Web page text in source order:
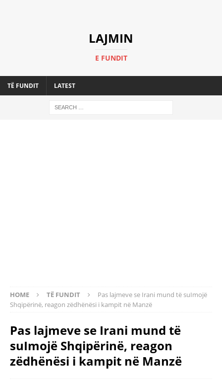
LAJMIN
E FUNDIT
TË FUNDIT LATEST
HOME TË FUNDIT
Pas lajmeve se Irani mund të suImojë
Shqipërinë, reagon zëdhënësi i kampit në Manzë
Pas lajmeve se Irani mund të
suImojë Shqipërinë, reagon
zëdhënësi i kampit në Manzë